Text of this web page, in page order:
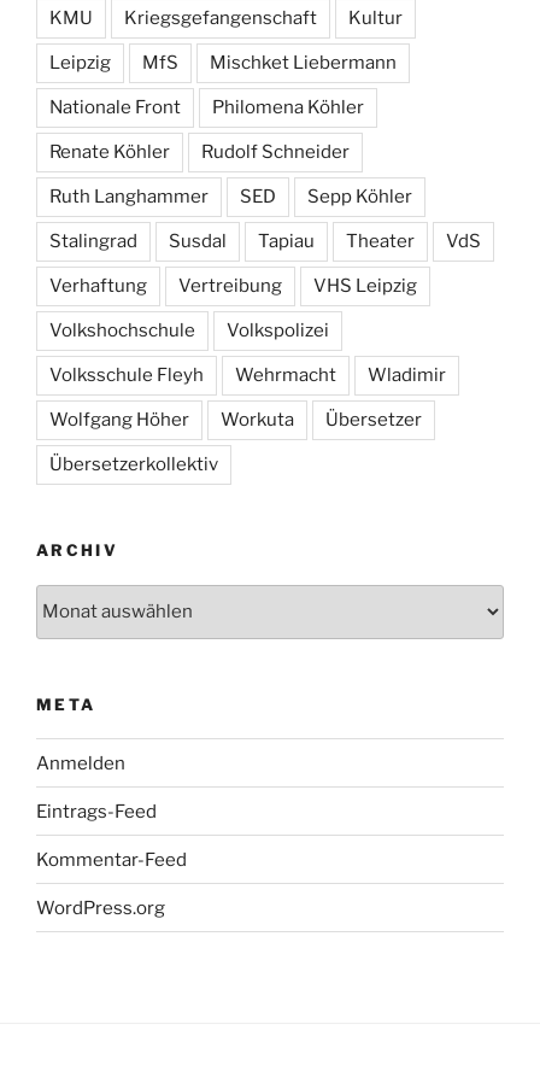
KMU Kriegsgefangenschaft Kultur
Leipzig MfS Mischket Liebermann
Nationale Front Philomena Köhler
Renate Köhler Rudolf Schneider
Ruth Langhammer SED Sepp Köhler
Stalingrad Susdal Tapiau Theater VdS
Verhaftung Vertreibung VHS Leipzig
Volkshochschule Volkspolizei
Volksschule Fleyh Wehrmacht Wladimir
Wolfgang Höher Workuta Übersetzer
Übersetzerkollektiv
ARCHIV
META
Anmelden
Eintrags-Feed
Kommentar-Feed
WordPress.org